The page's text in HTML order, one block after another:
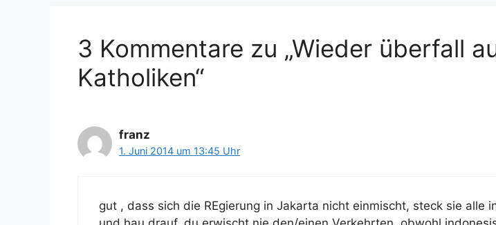
e
r
3 Kommentare zu „Wieder überfall
Katholiken“
franz
1. Juni 2014 um 13:45 Uhr
gut , dass sich die REgierung in Jakarta nicht einmischt, steck sie alle